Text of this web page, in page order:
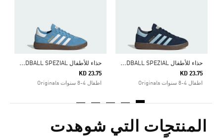
ح
ذاء للأطفال HANDBALL SPEZIAL
KD 23.75
اطفال 4-8 سنوات Originals
ح
ذاء للأطفال HANDBALL SPEZIAL
KD 23.75
اطفال 4-8 سنوات Originals
المنتجات التي شوهدت